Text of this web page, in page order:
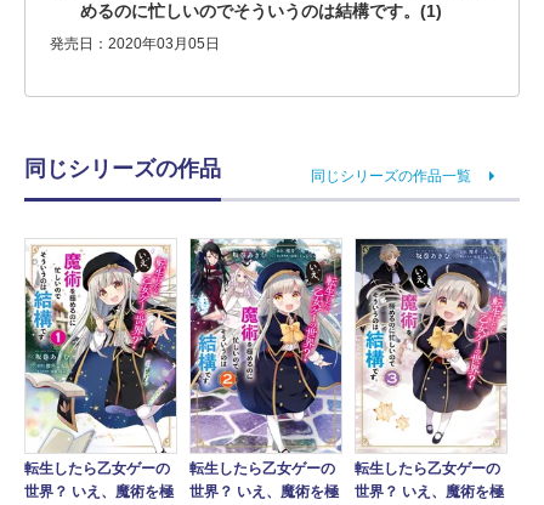
めるのに忙しいのでそういうのは結構です。(1)
発売日：2020年03月05日
同じシリーズの作品 同じシリーズの作品一覧
転生したら乙女ゲーの
世界？ いえ、魔術を極
転生したら乙女ゲーの
世界？ いえ、魔術を極
転生したら乙女ゲーの
世界？ いえ、魔術を極